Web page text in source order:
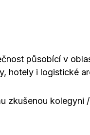
působící v
hotely i logistické
zkušenou